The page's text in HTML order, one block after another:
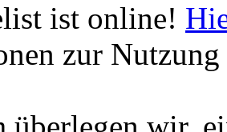
ist online!
zur